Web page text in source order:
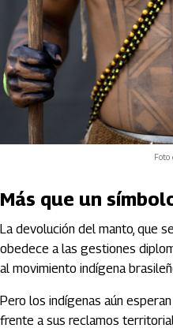
Foto
Más que un
La devolución del manto, que
obedece a las gestiones
al movimiento indígena
Pero los indígenas aún
frente a sus reclamos